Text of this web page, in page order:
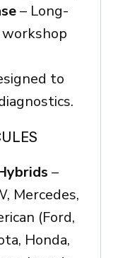
– Long-
to
–
Mercedes,
(Ford,
Honda,